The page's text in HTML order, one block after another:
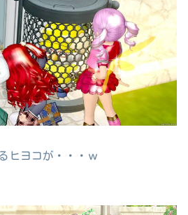
ヒヨコが・・・ｗ